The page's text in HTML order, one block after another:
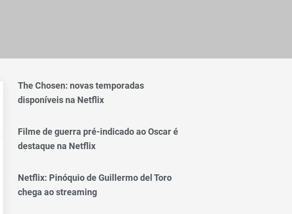
The Chosen: novas temporadas
disponíveis na Netflix
Filme de guerra pré-indicado ao Oscar é
destaque na Netflix
Netflix: Pinóquio de Guillermo del Toro
chega ao streaming